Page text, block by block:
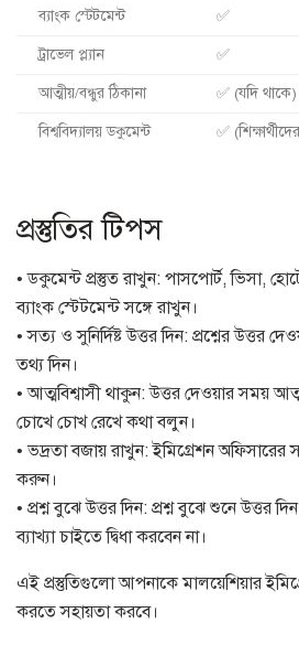
ব্যাংক স্টেটমেন্ট ✅
ট্রাভেল প্ল্যান ✅
আত্মীয়/বন্ধুর ঠিকানা ✅ (যদি থাকে)
বিশ্ববিদ্যালয় ডকুমেন্ট ✅
প্রস্তুতির টিপস
• ডকুমেন্ট প্রস্তুত রাখুন: পাসপোর্ট, ভিসা,
ব্যাংক স্টেটমেন্ট সঙ্গে রাখুন।
• সত্য ও সুনির্দিষ্ট উত্তর দিন: প্রশ্নের উত্তর
তথ্য দিন।
• আত্মবিশ্বাসী থাকুন: উত্তর দেওয়ার সময়
চোখে চোখ রেখে কথা বলুন।
• ভদ্রতা বজায় রাখুন: ইমিগ্রেশন
করুন।
• প্রশ্ন বুঝে উত্তর দিন: প্রশ্ন বুঝে শুনে উত্তর
ব্যাখ্যা চাইতে দ্বিধা করবেন না।
এই প্রস্তুতিগুলো আপনাকে মালয়েশিয়ার
করতে সহায়তা করবে।